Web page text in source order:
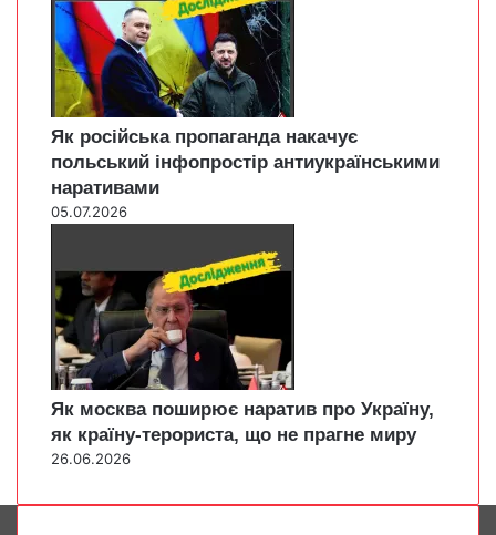
Як російська пропаганда накачує
польський інфопростір антиукраїнськими
наративами
05.07.2026
Як москва поширює наратив про Україну,
як країну-терориста, що не прагне миру
26.06.2026